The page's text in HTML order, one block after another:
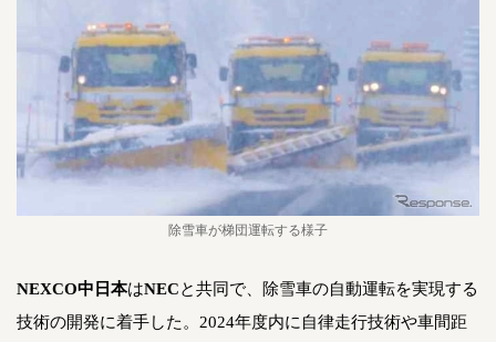
除雪車が梯団運転する様子
NEXCO中日本はNECと共同で、除雪車の自動運転を実現する
技術の開発に着手した。2024年度内に自律走行技術や車間距